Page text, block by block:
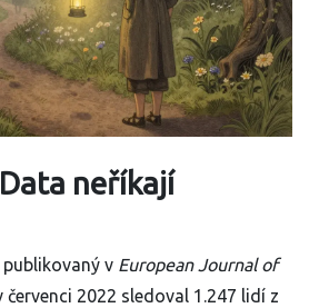
neříkají
v European Journal of
červenci 2022 sledoval 1.247 lidí z